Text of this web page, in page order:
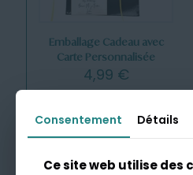
Emballage Cadeau avec
Carte Personnalisée
4,99 €
Cette option est idéale pour
anniversaire, d’une fête
Consentement Détails
Ce site web utilise des
Consentement Détails
Ce site web utilise des